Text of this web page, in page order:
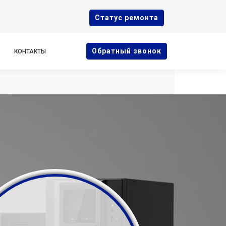
Cтатус ремонта
КОНТАКТЫ Oбратный звонок